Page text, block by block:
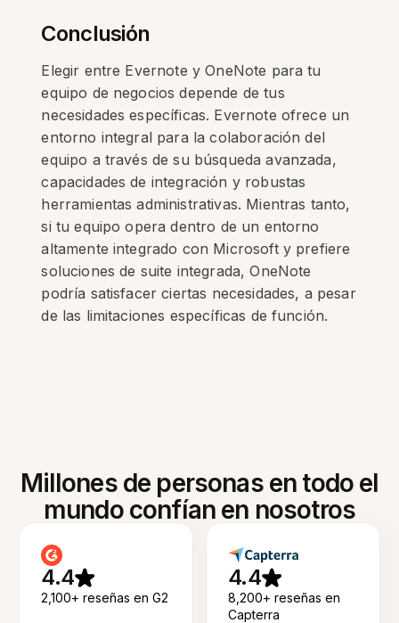
Conclusión
Elegir entre Evernote y OneNote para tu
equipo de negocios depende de tus
necesidades específicas. Evernote ofrece un
entorno integral para la colaboración del
equipo a través de su búsqueda avanzada,
capacidades de integración y robustas
herramientas administrativas. Mientras tanto,
si tu equipo opera dentro de un entorno
altamente integrado con Microsoft y prefiere
soluciones de suite integrada, OneNote
podría satisfacer ciertas necesidades, a pesar
de las limitaciones específicas de función.
Millones de personas en todo el
mundo confían en nosotros
4.4
2,100+ reseñas en G2
4.4
8,200+ reseñas en
Capterra